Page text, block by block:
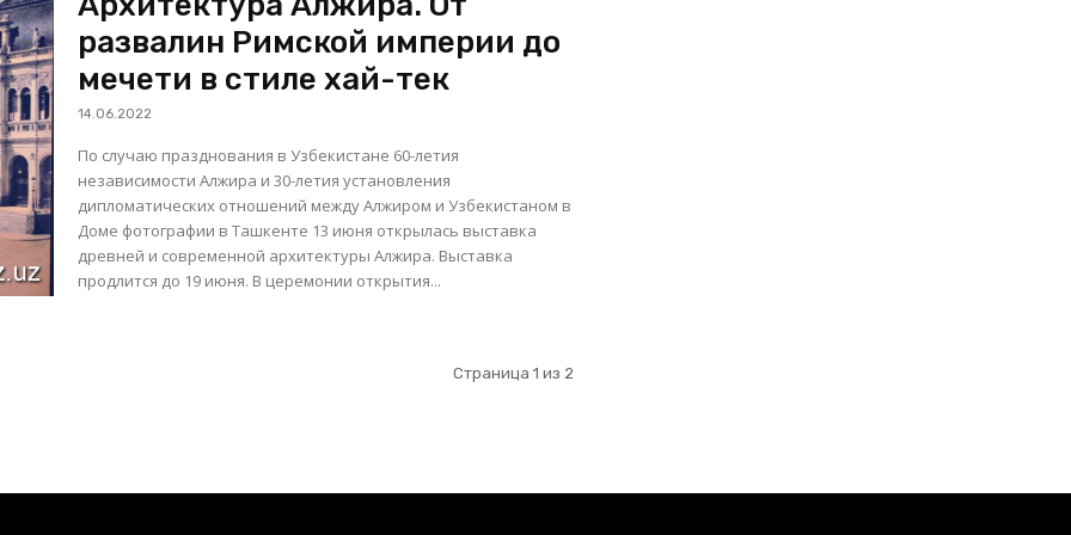
развалин Римской империи до
мечети в стиле хай-тек
14.06.2022
По случаю празднования в Узбекистане 60-летия
независимости Алжира и 30-летия установления
дипломатических отношений между Алжиром и Узбекистаном в
Доме фотографии в Ташкенте 13 июня открылась выставка
древней и современной архитектуры Алжира. Выставка
продлится до 19 июня. В церемонии открытия...
Страница 1 из 2